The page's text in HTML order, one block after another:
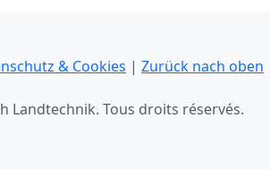
& Cookies | Zurück nach oben
Landtechnik. Tous droits réservés.